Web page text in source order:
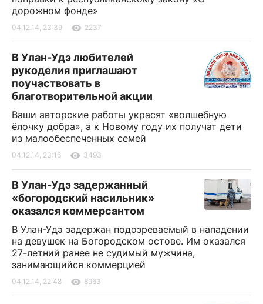
дорожном фонде»
04.12.14, 23:39 2237
В Улан-Удэ любителей
рукоделия приглашают
поучаствовать в
благотворительной акции
Ваши авторские работы украсят «волшебную
ёлочку добра», а к Новому году их получат дети
из малообеспеченных семей
04.12.14, 23:16 3493
В Улан-Удэ задержанный
«богородский насильник»
оказался коммерсантом
В Улан-Удэ задержан подозреваемый в нападении
на девушек на Богородском остове. Им оказался
27-летний ранее не судимый мужчина,
занимающийся коммерцией
04.12.14, 22:48 8963